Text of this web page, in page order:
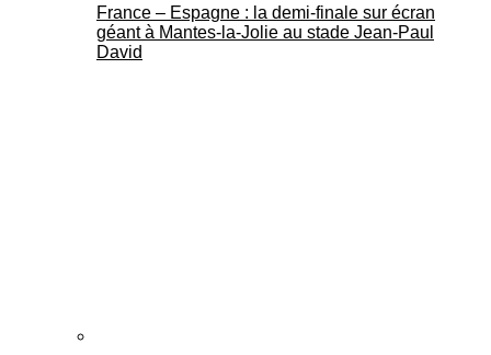
France – Espagne : la demi-finale sur écran
géant à Mantes-la-Jolie au stade Jean-Paul
David